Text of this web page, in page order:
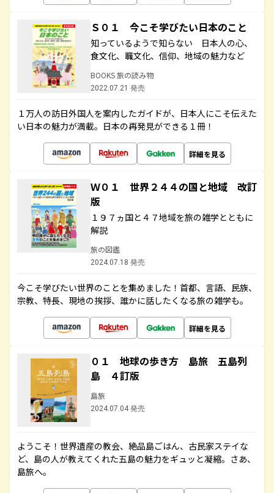
Ｓ０１ 今こそ学びたい日本のこと
知っているようで知らない 日本人の心、
食文化、職文化、信仰、地域の魅力など
BOOKS 旅の読み物
2022.07.21 発売
１万人の訪日外国人を案内したガイドが、日本人にこそ伝えた
い日本の魅力が満載。日本の再発見ができる１冊！
詳細を見る
Ｗ０１ 世界２４４の国と地域 改訂
版
１９７ヵ国と４７地域を旅の雑学とともに
解説
旅の図鑑
2024.07.18 発売
今こそ学びたい世界のことを集めました！首都、言語、民族、
宗教、特長、現地の挨拶、誰かに話したくなる旅の雑学も。
詳細を見る
０１ 地球の歩き方 島旅 五島列
島 ４訂版
島旅
2024.07.04 発売
ようこそ！世界遺産の教会、絶品島ごはん、古民家ステイな
ど、島の人が教えてくれた五島の魅力をギュッと凝縮。さあ、
島旅へ。